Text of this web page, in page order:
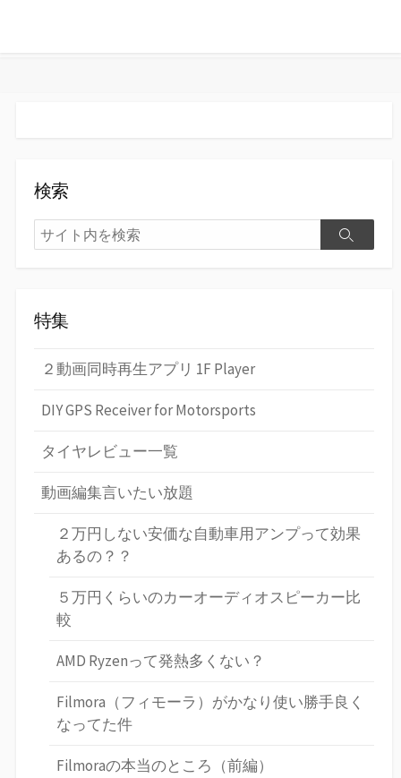
検索
検
索
検
特集
２動画同時再生アプリ 1F Player
DIY GPS Receiver for Motorsports
タイヤレビュー一覧
動画編集言いたい放題
２万円しない安価な自動車用アンプって効果
あるの？？
５万円くらいのカーオーディオスピーカー比
較
AMD Ryzenって発熱多くない？
Filmora（フィモーラ）がかなり使い勝手良く
なってた件
Filmoraの本当のところ（前編）